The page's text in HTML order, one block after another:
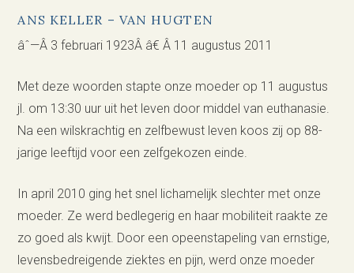
ANS KELLER – VAN HUGTEN
âˆ—Â 3 februari 1923Â â€ Â 11 augustus 2011
Met deze woorden stapte onze moeder op 11 augustus
jl. om 13:30 uur uit het leven door middel van euthanasie.
Na een wilskrachtig en zelfbewust leven koos zij op 88-
jarige leeftijd voor een zelfgekozen einde.
In april 2010 ging het snel lichamelijk slechter met onze
moeder. Ze werd bedlegerig en haar mobiliteit raakte ze
zo goed als kwijt. Door een opeenstapeling van ernstige,
levensbedreigende ziektes en pijn, werd onze moeder